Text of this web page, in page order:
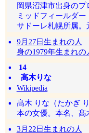
岡県沼津市出身の
ミッドフィールダ
サドーレ札幌所属。
9月27日生まれの人
身の1979年生まれの
14
高木りな
Wikipedia
髙木 りな（たかぎ
本の女優。本名、髙
3月22日生まれの人